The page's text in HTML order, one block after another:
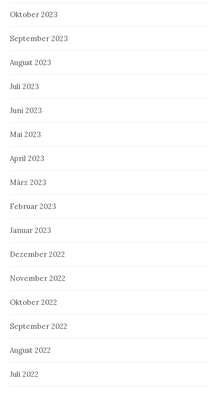
Oktober 2023
September 2023
August 2023
Juli 2023
Juni 2023
Mai 2023
April 2023
März 2023
Februar 2023
Januar 2023
Dezember 2022
November 2022
Oktober 2022
September 2022
August 2022
Juli 2022